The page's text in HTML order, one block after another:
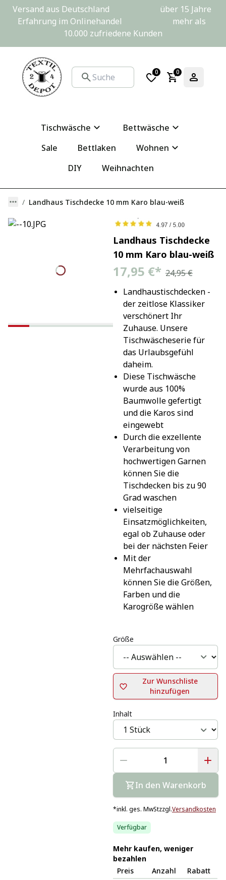
Versand aus Deutschland                         über 15 Jahre
Erfahrung im Onlinehandel                         mehr als
10.000 zufriedene Kunden
0 0
Tischwäsche
Bettwäsche
Sale
Bettlaken
Wohnen
DIY
Weihnachten
Landhaus Tischdecke 10 mm Karo blau-weiß
Landhaus Tischdecke
10 mm Karo blau-weiß
17,95 €* 24,95 €
Landhaustischdecken -
der zeitlose Klassiker
verschönert Ihr
Zuhause. Unsere
Tischwäscheserie für
das Urlaubsgefühl
daheim.
Diese Tischwäsche
wurde aus 100%
Baumwolle gefertigt
und die Karos sind
eingewebt
Durch die exzellente
Verarbeitung von
hochwertigen Garnen
können Sie die
Tischdecken bis zu 90
Grad waschen
vielseitige
Einsatzmöglichkeiten,
egal ob Zuhause oder
bei der nächsten Feier
Mit der
Mehrfachauswahl
können Sie die Größen,
Farben und die
Karogröße wählen
Größe
Zur Wunschliste
hinzufügen
Inhalt
In den Warenkorb
*inkl. ges. MwStzzgl.Versandkosten
Verfügbar
Mehr kaufen, weniger
bezahlen
Preis
Anzahl
Rabatt